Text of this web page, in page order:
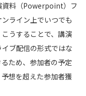
資料（Powerpoint）フ
ライン上でいつでも
うすることで、講演
ブ配信の形式ではな
ため、参加者の予定
想を超えた参加者獲